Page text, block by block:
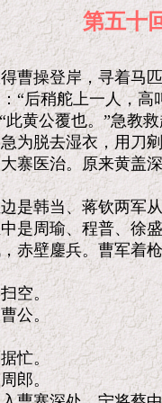
第五
操登岸，寻着马匹
“后稍舵上一人，高
黄公覆也。”急教
为脱去湿衣，用刀
寨医治。原来黄盖
韩当、蒋钦两军从
是周瑜、程普、徐
赤壁鏖兵。曹军着
空。
公。
忙。
。